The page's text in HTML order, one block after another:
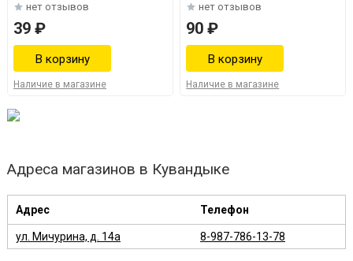
нет отзывов
39 ₽
Наличие в магазине
нет отзывов
90 ₽
Наличие в магазине
Адреса магазинов в Кувандыке
Адрес Телефон
ул. Мичурина, д. 14а 8-987-786-13-78